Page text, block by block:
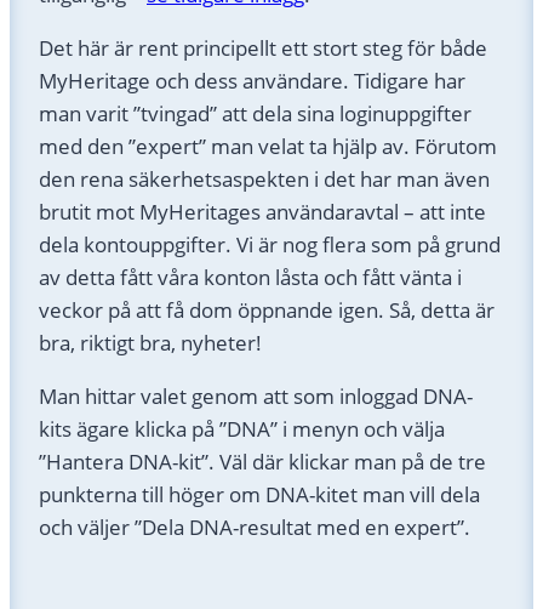
Det här är rent principellt ett stort steg för både
MyHeritage och dess användare. Tidigare har
man varit ”tvingad” att dela sina loginuppgifter
med den ”expert” man velat ta hjälp av. Förutom
den rena säkerhetsaspekten i det har man även
brutit mot MyHeritages användaravtal – att inte
dela kontouppgifter. Vi är nog flera som på grund
av detta fått våra konton låsta och fått vänta i
veckor på att få dom öppnande igen. Så, detta är
bra, riktigt bra, nyheter!
Man hittar valet genom att som inloggad DNA-
kits ägare klicka på ”DNA” i menyn och välja
”Hantera DNA-kit”. Väl där klickar man på de tre
punkterna till höger om DNA-kitet man vill dela
och väljer ”Dela DNA-resultat med en expert”.